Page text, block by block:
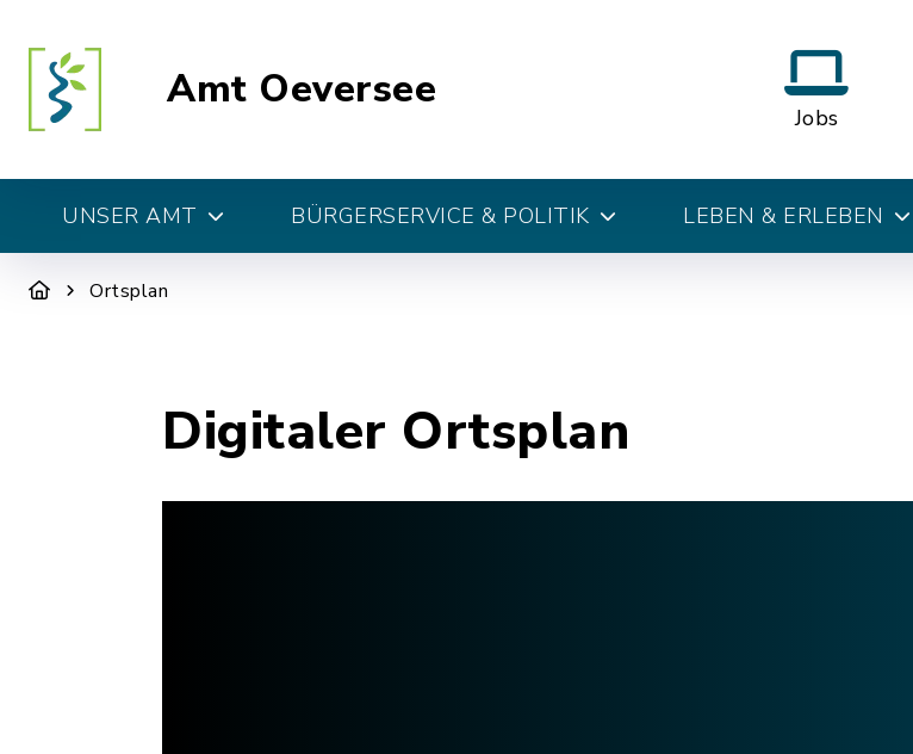
Amt Oeversee
Jobs
UNSER AMT BÜRGERSERVICE & POLITIK LEBEN & ERLEBEN
Ortsplan
Digitaler Ortsplan